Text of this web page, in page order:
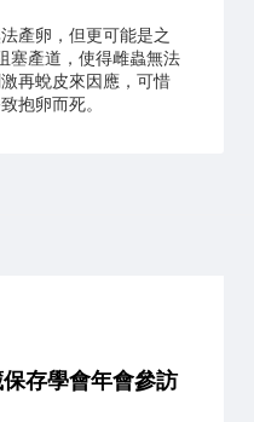
產卵，但更可能是之
塞產道，使得雌蟲無法
再蛻皮來因應，可惜
抱卵而死。
存學會年會參訪